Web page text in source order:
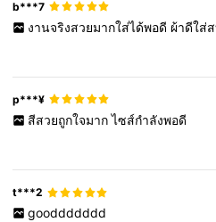
b***7
งานจริงสวยมากใส่ได้พอดี ผ้าดีใส่
p***¥
สีสวยถูกใจมากไซส์กำลังพอดี
t***2
gooddddddd